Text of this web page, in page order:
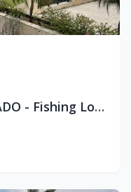
APARTAMENTO AMUEBLADO - Fishing Lodge Cap Cana